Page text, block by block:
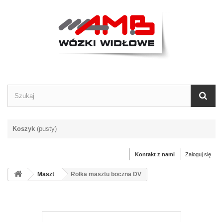
Koszyk (pusty)
Zaloguj się
Kontakt z nami
Maszt Rolka masztu boczna DV